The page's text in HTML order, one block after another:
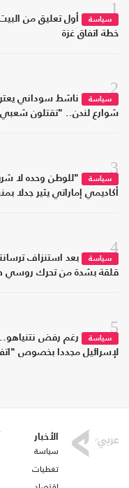
1
سياسة
أول تعليق من
خطة اتفاق غزة
2
سياسة
ناشط سوداني
شوارع لندن.. "تقتلون
3
سياسة
"للوطن وحده لا
أكاديمي إماراتي يثير جدلا
4
سياسة
بعد استنزاف
قلقة بشدة من تحرك روسي
5
سياسة
رغم رفض
لإسرائيل مجددا بخصوص
الأخبار
سياسة
تغطيات